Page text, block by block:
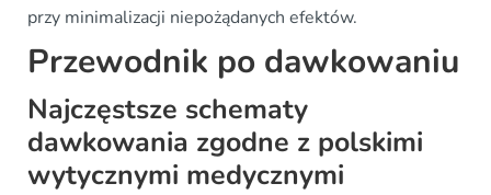
przy minimalizacji niepożądanych efektów.
Przewodnik po dawkowaniu
Najczęstsze schematy
dawkowania zgodne z polskimi
wytycznymi medycznymi